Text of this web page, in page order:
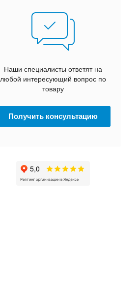
Наши специалисты ответят на
любой интересующий вопрос по
товару
Получить консультацию